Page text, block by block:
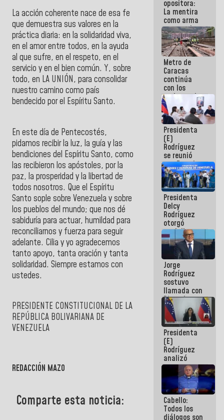
La acción coherente nace de esa fe
que demuestra sus valores en la
práctica diaria: en la solidaridad viva,
en el amor entre todos, en la ayuda
al que sufre, en el respeto, en el
servicio y en el bien común. Y, sobre
todo, en LA UNIÓN, para consolidar
nuestro camino como país
bendecido por el Espíritu Santo.
En este día de Pentecostés,
pidamos recibir la luz, la guía y las
bendiciones del Espíritu Santo, como
las recibieron los apóstoles, por la
paz, la prosperidad y la libertad de
todos nosotros. Que el Espíritu
Santo sople sobre Venezuela y sobre
los pueblos del mundo; que nos dé
sabiduría para actuar, humildad para
reconciliarnos y fuerza para seguir
adelante. Cilia y yo agradecemos
tanto apoyo, tanta oración y tanta
solidaridad. Siempre estamos con
ustedes.
PRESIDENTE CONSTITUCIONAL DE LA
REPÚBLICA BOLIVARIANA DE
VENEZUELA
REDACCIÓN MAZO
Comparte esta noticia:
opositora:
La mentira
como arma
contra el
Pueblo
Metro de
Caracas
continúa
con los
trabajos de
mantenimiento
e inspección
en la Línea 2
Presidenta
(E)
Rodríguez
se reunió
con Estado
Mayor
Eléctrico
para
abordar
planes de
acción
Presidenta
Delcy
Rodríguez
otorgó
medalla
"Héroe de
Venezuela"
a servidores
públicos
Jorge
Rodríguez
sostuvo
llamada con
Dinorah
Figuera y
acuerdan
primer
encuentro
presencial
para el
diálogo
Presidenta
(E)
Rodríguez
analizó
junto a
gobernadores
planes de
recuperación
del Sistema
Eléctrico
Cabello:
Todos los
diálogos son